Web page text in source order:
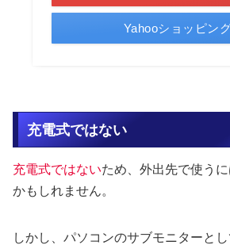
Yahooショッピン
充電式ではない
充電式ではないため、外出先で使う
かもしれません。
しかし、パソコンのサブモニターと